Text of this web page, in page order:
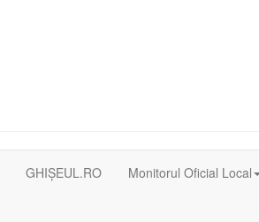
GHIȘEUL.RO Monitorul Oficial Local